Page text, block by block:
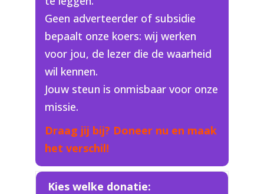
Geen adverteerder of subsidie
bepaalt onze koers: wij werken
voor jou, de lezer die de waarheid
wil kennen.
Jouw steun is onmisbaar voor onze
missie.
Draag jij bij? Doneer nu en maak
het verschil!
Kies welke donatie: